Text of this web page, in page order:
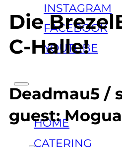
INSTAGRAM
FACEBOOK
YOUTUBE
HOME
CATERING
Die
C-Halle!
Deadmau5 /
guest: